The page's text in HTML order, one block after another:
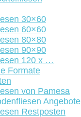
30×60
60×60
80×80
90×90
120 x …
Formate
von Pamesa
Angebote
Restposten